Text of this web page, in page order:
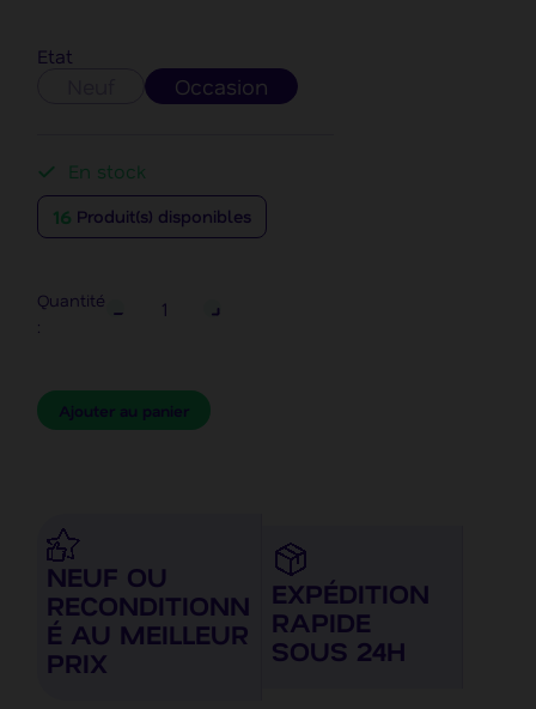
Etat
Occasion
En stock
16 Produit(s) disponibles
Quantité
:
Ajouter au panier
NEUF OU
RECONDITIONN
É AU MEILLEUR
PRIX
EXPÉDITION
RAPIDE
SOUS 24H